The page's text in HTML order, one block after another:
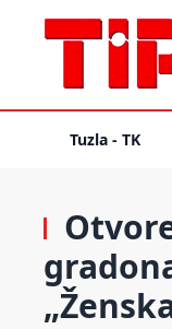
Tuzla - TK